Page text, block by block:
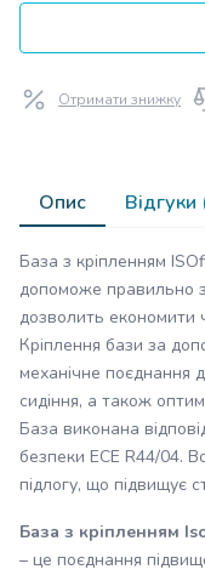
Отримати знижку
Опис Відгуки
База з кріпленням
допоможе правильно
дозволить
Кріплення бази за
механічне поєднання
сидіння, а також
База виконана
безпеки ECE R44/04.
підлогу, що підвищує
База з кріпленням
– це поєднання